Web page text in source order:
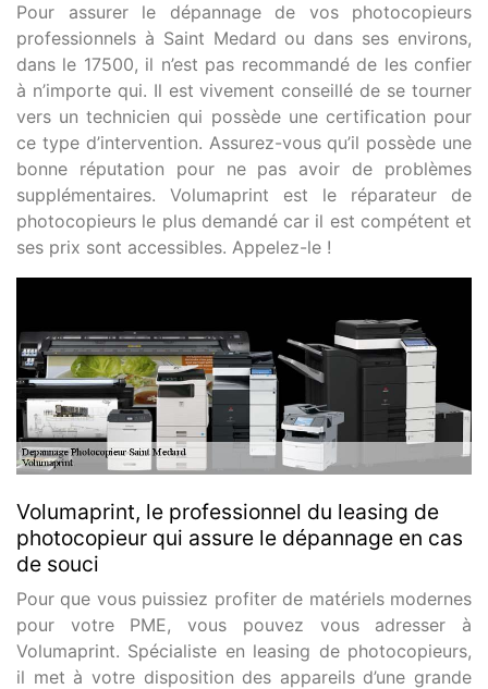
Pour assurer le dépannage de vos photocopieurs
professionnels à Saint Medard ou dans ses environs,
dans le 17500, il n’est pas recommandé de les confier
à n’importe qui. Il est vivement conseillé de se tourner
vers un technicien qui possède une certification pour
ce type d’intervention. Assurez-vous qu’il possède une
bonne réputation pour ne pas avoir de problèmes
supplémentaires. Volumaprint est le réparateur de
photocopieurs le plus demandé car il est compétent et
ses prix sont accessibles. Appelez-le !
Volumaprint, le professionnel du leasing de
photocopieur qui assure le dépannage en cas
de souci
Pour que vous puissiez profiter de matériels modernes
pour votre PME, vous pouvez vous adresser à
Volumaprint. Spécialiste en leasing de photocopieurs,
il met à votre disposition des appareils d’une grande